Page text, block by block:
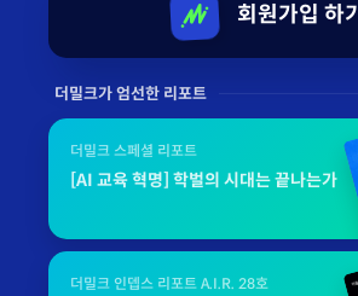
회원가입 하기
더밀크가 엄선한 리포트
더밀크 스페셜 리포트
[AI 교육 혁명] 학벌의 시대는 끝나는가
더밀크 인뎁스 리포트 A.I.R. 28호